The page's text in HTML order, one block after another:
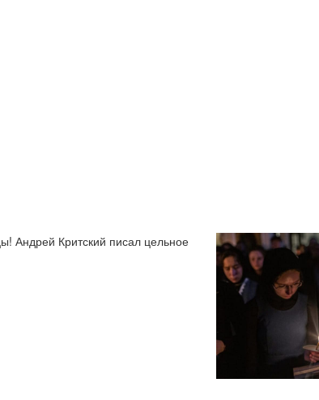
Андрей Критский писал цельное